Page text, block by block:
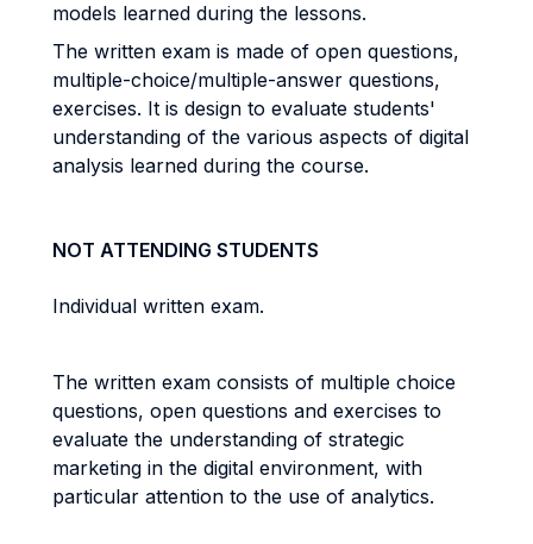
models learned during the lessons.
The written exam is made of open questions,
multiple-choice/multiple-answer questions,
exercises. It is design to evaluate students'
understanding of the various aspects of digital
analysis learned during the course.
NOT ATTENDING STUDENTS
Individual written exam.
The written exam consists of multiple choice
questions, open questions and exercises to
evaluate the understanding of strategic
marketing in the digital environment, with
particular attention to the use of analytics.